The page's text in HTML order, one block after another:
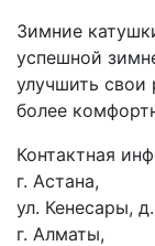
Зимние
успешной
улучшить свои
более
Контактная
г. Астана,
ул. Кенесары,
г. Алматы,